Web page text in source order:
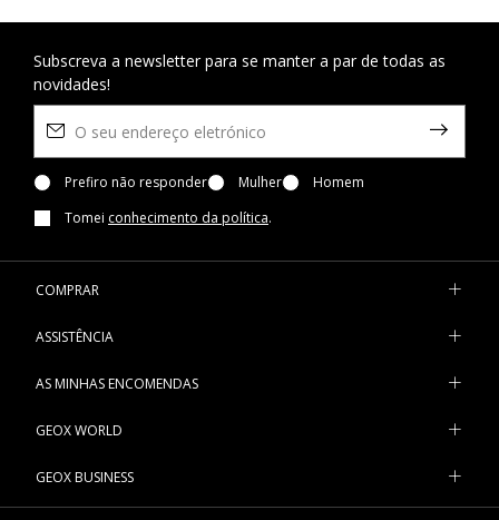
Subscreva a newsletter para se manter a par de todas as
novidades!
Prefiro não responder Mulher
Homem
Tomei conhecimento da política.
COMPRAR
ASSISTÊNCIA
AS MINHAS ENCOMENDAS
GEOX WORLD
GEOX BUSINESS